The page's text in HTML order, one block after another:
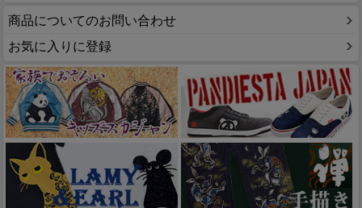
商品についてのお問い合わせ
お気に入りに登録